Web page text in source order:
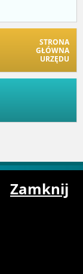
STRONA
GŁÓWNA
URZĘDU
Zamknij